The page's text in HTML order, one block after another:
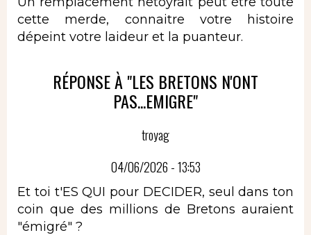
cette merde, connaitre votre histoire
dépeint votre laideur et la puanteur.
RÉPONSE À "LES BRETONS N'ONT
PAS...EMIGRE"
troyag
04/06/2026 - 13:53
Et toi t'ES QUI pour DECIDER, seul dans ton
coin que des millions de Bretons auraient
"émigré" ?